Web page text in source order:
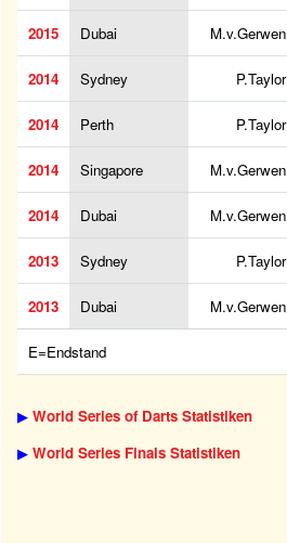
2015 Dubai M.v.Gerwen
2014 Sydney P.Taylor
2014 Perth P.Taylor
2014 Singapore M.v.Gerwen
2014 Dubai M.v.Gerwen
2013 Sydney P.Taylor
2013 Dubai M.v.Gerwen
E=Endstand
▶ World Series of Darts Statistiken
▶ World Series Finals Statistiken